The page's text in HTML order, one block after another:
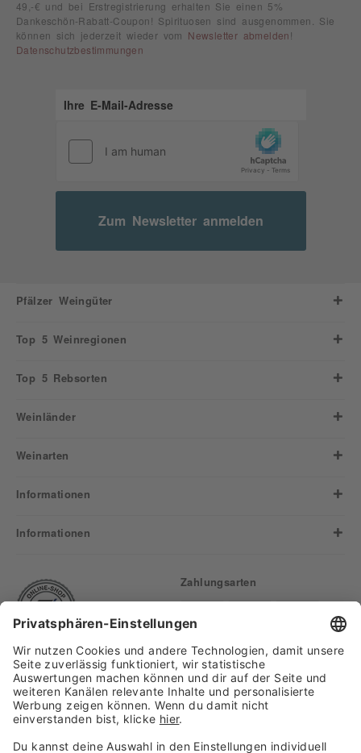
49,-€ und bei Erstregistrierung erhalten Sie einen 5%
Dankeschön-Rabatt-Coupon! Spirituosen sind ausgenommen. Sie
können sich jederzeit wieder vom Newsletter abmelden !
Datenschutzbestimmungen
Zum Newsletter anmelden
Pfälzer Weingüter
Top 5 Weinregionen
Top 5 Rebsorten
Weinländer
Weinarten
Informationen
Informationen
Zahlungsarten
Finden Sie uns auf: